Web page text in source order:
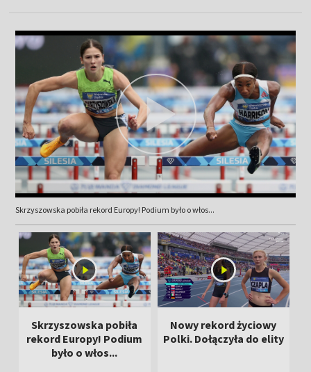
Skrzyszowska pobiła rekord Europy! Podium było o włos...
Skrzyszowska pobiła
rekord Europy! Podium
było o włos...
Nowy rekord życiowy
Polki. Dołączyła do elity